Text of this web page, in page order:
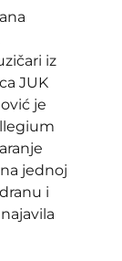
iz
JUK
je
jednoj
i